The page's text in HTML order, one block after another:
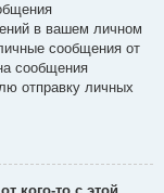
в вашем личном
сообщения от
сообщения
отправку личных